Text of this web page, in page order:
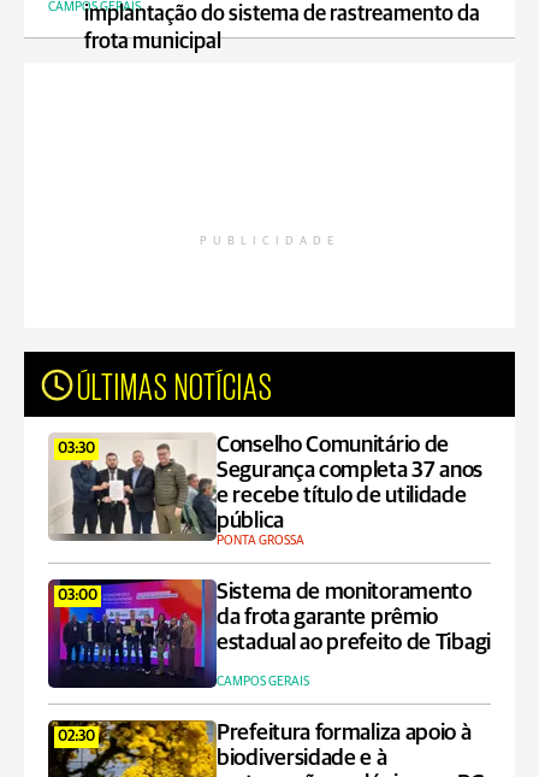
implantação do sistema de rastreamento da
frota municipal
CAMPOS GERAIS
PUBLICIDADE
ÚLTIMAS NOTÍCIAS
03:30
Conselho Comunitário de
Segurança completa 37 anos
e recebe título de utilidade
pública
PONTA GROSSA
03:00
Sistema de monitoramento
da frota garante prêmio
estadual ao prefeito de Tibagi
CAMPOS GERAIS
02:30
Prefeitura formaliza apoio à
biodiversidade e à